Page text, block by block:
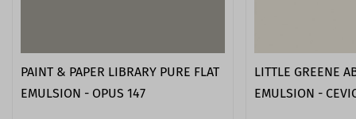
PAINT & PAPER LIBRARY PURE FLAT
EMULSION - OPUS 147
LITTLE GREENE
EMULSION -